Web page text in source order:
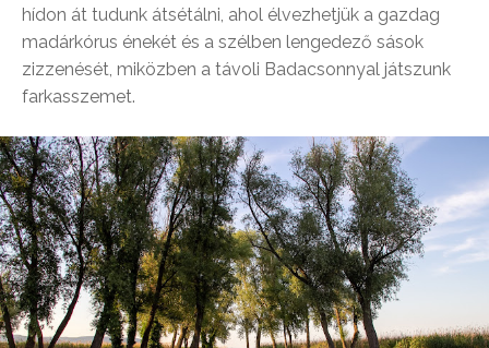
hídon át tudunk átsétálni, ahol élvezhetjük a gazdag
madárkórus énekét és a szélben lengedező sások
zizzenését, miközben a távoli Badacsonnyal játszunk
farkasszemet.